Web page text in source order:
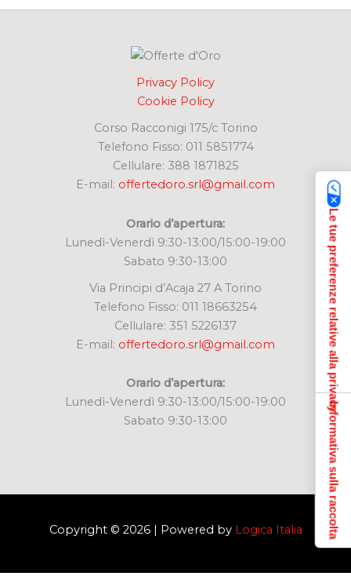
Privacy Policy
Cookie Policy
Corso Racconigi 175/c Torino
Telefono Fisso: 011 5851774
Cellulare: 388 1871825
E-mail: offertedoro.srl@gmail.com
Orario d’apertura:
Lunedì-Venerdì 9:30-13:00/15:00-19:00
Sabato 9:30-13:00
Via Principi d’Acaja 27 A Torino
Telefono Fisso: 011 18663254
Cellulare: 351 5226137
E-mail: offertedoro.srl@gmail.com
Orario d’apertura:
Lunedì-Venerdì 9:30-13:00/15:00-19:00
Sabato 9:30-13:00
Copyright © 2026 | Powered by Logica Italia
Le tue preferenze relative alla privacy
Informativa sulla raccolta